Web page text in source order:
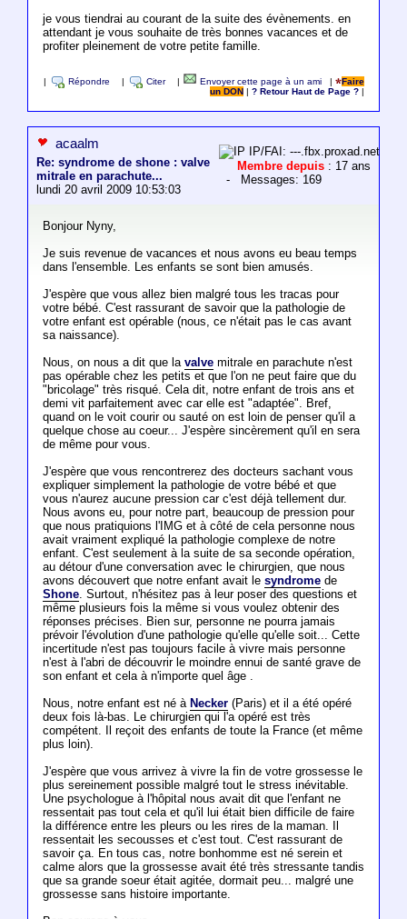
je vous tiendrai au courant de la suite des évènements. en
attendant je vous souhaite de très bonnes vacances et de
profiter pleinement de votre petite famille.
Répondre Citer Envoyer cette page à un ami |
Faire
un DON
|? Retour Haut de Page ?
acaalm
Re: syndrome de shone : valve
mitrale en parachute...
lundi 20 avril 2009 10:53:03
IP/FAI: ---.fbx.proxad.net
Membre depuis : 17 ans
- Messages: 169
Bonjour Nyny,
Je suis revenue de vacances et nous avons eu beau temps
dans l'ensemble. Les enfants se sont bien amusés.
J'espère que vous allez bien malgré tous les tracas pour
votre bébé. C'est rassurant de savoir que la pathologie de
votre enfant est opérable (nous, ce n'était pas le cas avant
sa naissance).
Nous, on nous a dit que la valvemitrale en parachute n'est
pas opérable chez les petits et que l'on ne peut faire que du
"bricolage" très risqué. Cela dit, notre enfant de trois ans et
demi vit parfaitement avec car elle est "adaptée". Bref,
quand on le voit courir ou sauté on est loin de penser qu'il a
quelque chose au coeur... J'espère sincèrement qu'il en sera
de même pour vous.
J'espère que vous rencontrerez des docteurs sachant vous
expliquer simplement la pathologie de votre bébé et que
vous n'aurez aucune pression car c'est déjà tellement dur.
Nous avons eu, pour notre part, beaucoup de pression pour
que nous pratiquions l'IMG et à côté de cela personne nous
avait vraiment expliqué la pathologie complexe de notre
enfant. C'est seulement à la suite de sa seconde opération,
au détour d'une conversation avec le chirurgien, que nous
avons découvert que notre enfant avait le syndromede
Shone. Surtout, n'hésitez pas à leur poser des questions et
même plusieurs fois la même si vous voulez obtenir des
réponses précises. Bien sur, personne ne pourra jamais
prévoir l'évolution d'une pathologie qu'elle qu'elle soit... Cette
incertitude n'est pas toujours facile à vivre mais personne
n'est à l'abri de découvrir le moindre ennui de santé grave de
son enfant et cela à n'importe quel âge .
Nous, notre enfant est né à Necker(Paris) et il a été opéré
deux fois là-bas. Le chirurgien qui l'a opéré est très
compétent. Il reçoit des enfants de toute la France (et même
plus loin).
J'espère que vous arrivez à vivre la fin de votre grossesse le
plus sereinement possible malgré tout le stress inévitable.
Une psychologue à l'hôpital nous avait dit que l'enfant ne
ressentait pas tout cela et qu'il lui était bien difficile de faire
la différence entre les pleurs ou les rires de la maman. Il
ressentait les secousses et c'est tout. C'est rassurant de
savoir ça. En tous cas, notre bonhomme est né serein et
calme alors que la grossesse avait été très stressante tandis
que sa grande soeur était agitée, dormait peu... malgré une
grossesse sans histoire importante.